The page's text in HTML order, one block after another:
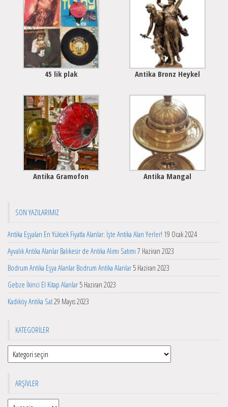
45 lik plak Antika Bronz Heykel
Antika Gramofon Antika Mangal
SON YAZILARIMIZ
Antika Eşyaları En Yüksek Fiyatla Alanlar: İşte Antika Alan Yerler! 19 Ocak 2024
Ayvalık Antika Alanlar Balıkesir de Antika Alımı Satımı 7 Haziran 2023
Bodrum Antika Eşya Alanlar Bodrum Antika Alanlar 5 Haziran 2023
Gebze İkinci El Kitap Alanlar 5 Haziran 2023
Kadıköy Antika Sat29 Mayıs 2023
KATEGORILER
Kategoriler
ARŞIVLER
Arşivler